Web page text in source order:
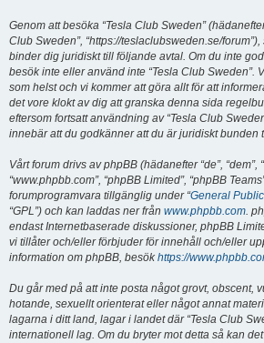
Genom att besöka “Tesla Club Sweden” (hädanefter
Club Sweden”, “https://teslaclubsweden.se/
binder dig juridiskt till följande avtal. Om du inte
besök inte eller använd inte “Tesla Club Sweden”.
som helst och vi kommer att göra allt för att
det vore klokt av dig att granska denna sida
eftersom fortsatt användning av “Tesla Club
innebär att du godkänner att du är juridiskt bunden
Vårt forum drivs av phpBB (hädanefter “de”, “dem”,
“www.phpbb.com”, “phpBB Limited”, “phpBB
forumprogramvara tillgänglig under “General
“GPL”) och kan laddas ner från www.phpbb.com.
endast Internetbaserade diskussioner, phpBB
vi tillåter och/eller förbjuder för innehåll och/eller
information om phpBB, besökhttps://
Du går med på att inte posta något grovt, obscent,
hotande, sexuellt orienterat eller något annat
lagarna i ditt land, lagar i landet där “Tesla Club
internationell lag. Om du bryter mot detta så kan